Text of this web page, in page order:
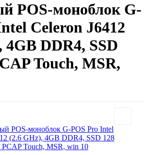
POS-моноблок G-
Celeron J6412
4GB DDR4, SSD
Touch, MSR,